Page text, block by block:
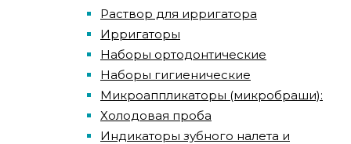
Раствор для ирригатора
Ирригаторы
Наборы ортодонтические
Наборы гигиенические
Микроаппликаторы (микробраши):
Холодовая проба
Индикаторы зубного налета и